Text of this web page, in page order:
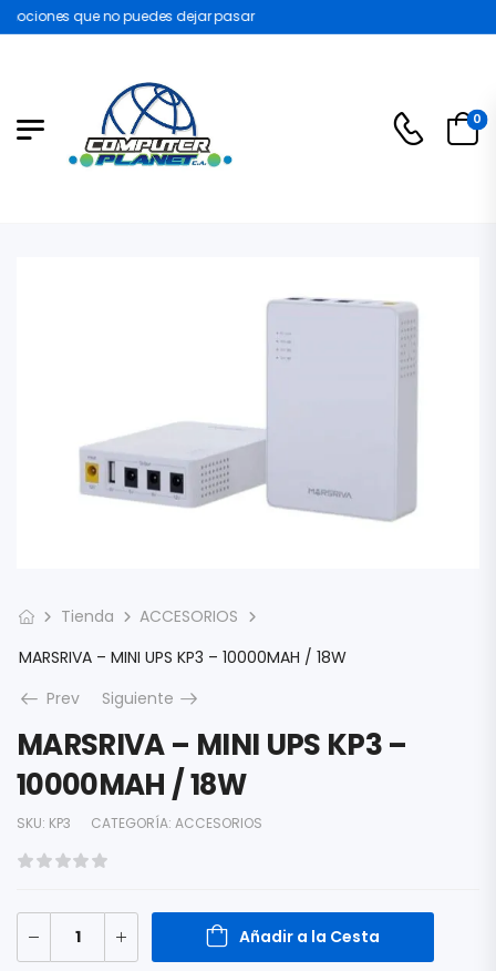
que no puedes dejar pasar
0
Tienda
ACCESORIOS
MARSRIVA – MINI UPS KP3 – 10000MAH / 18W
Prev
Siguiente
MARSRIVA – MINI UPS KP3 –
10000MAH / 18W
SKU: KP3 CATEGORÍA: ACCESORIOS
Añadir a la Cesta